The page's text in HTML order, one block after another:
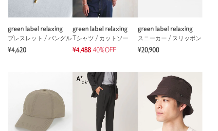
green label relaxing
ブレスレット / バングル
¥4,620
green label relaxing
Tシャツ / カットソー
¥4,488 40%OFF
green label relaxing
スニーカー / スリッポン
¥20,900